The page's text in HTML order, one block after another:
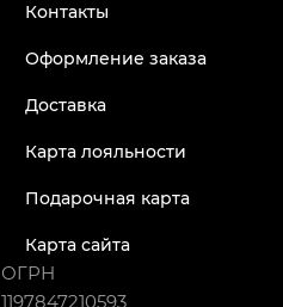
Контакты
Оформление заказа
Доставка
Карта лояльности
Подарочная карта
Карта сайта
ОГРН
1197847210593